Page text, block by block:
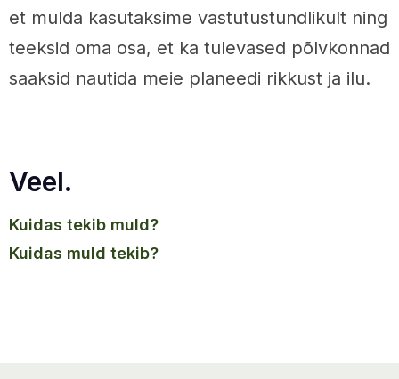
et mulda kasutaksime vastutustundlikult ning
teeksid oma osa, et ka tulevased põlvkonnad
saaksid nautida meie planeedi rikkust ja ilu.
Veel.
kuidas tekib muld?
kuidas muld tekib?